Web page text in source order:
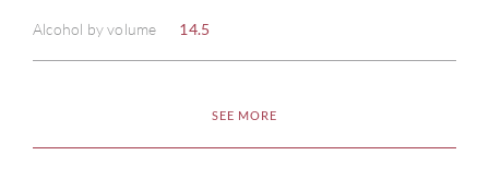
Alcohol by volume 14.5
SEE MORE